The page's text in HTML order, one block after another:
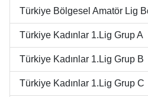
Türkiye Bölgesel Amatör Lig
Türkiye Kadınlar 1.Lig Grup A
Türkiye Kadınlar 1.Lig Grup B
Türkiye Kadınlar 1.Lig Grup C